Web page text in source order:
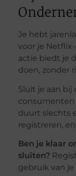
Je hebt
voor je
actie biedt je
doen, zonder
Sluit je aan
consumenten
duurt slechts
registreren,
Ben je klaar
sluiten?
gebruik van